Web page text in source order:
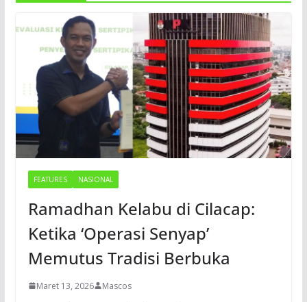
FEATURES NASIONAL
Ramadhan Kelabu di Cilacap:
Ketika ‘Operasi Senyap’
Memutus Tradisi Berbuka
Maret 13, 2026 Mascos